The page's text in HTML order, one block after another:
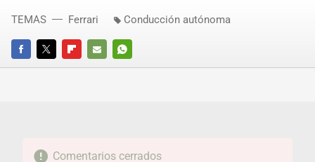
FACEBOOKTWITTERFLIPBOARD
E-
WHATSAPP
TEMAS Ferrari Conducción autónoma
Comentarios cerrados